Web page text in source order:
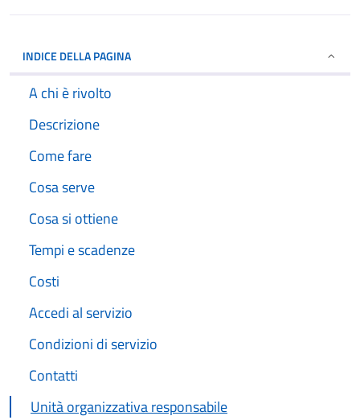
INDICE DELLA PAGINA
A chi è rivolto
Descrizione
Come fare
Cosa serve
Cosa si ottiene
Tempi e scadenze
Costi
Accedi al servizio
Condizioni di servizio
Contatti
Unità organizzativa responsabile